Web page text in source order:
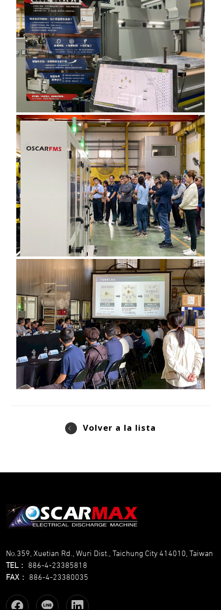
Volver a la lista
No.359, Xuetian Rd., Wuri Dist., Taichung City 414010, Taiwan
TEL： 886-4-23385818
FAX ： 886-4-23380035